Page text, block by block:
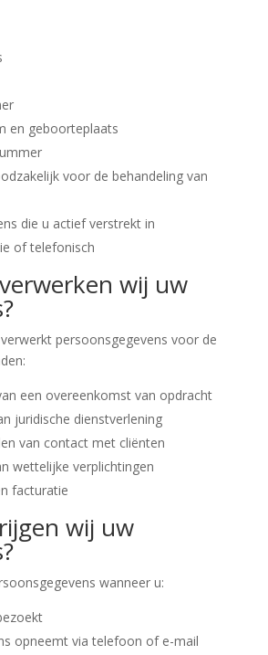
en geboorteplaats
voor de behandeling van
die u actief verstrekt in
of telefonisch
wij uw
persoonsgegevens voor de
een overeenkomst van opdracht
juridische dienstverlening
van contact met cliënten
wettelijke verplichtingen
facturatie
wij uw
wanneer u:
opneemt via telefoon of e-mail